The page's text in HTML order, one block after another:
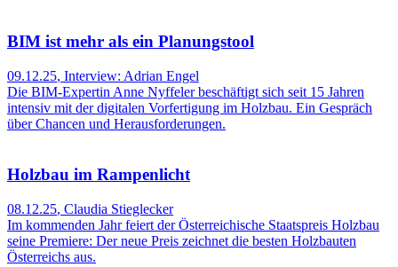
BIM ist mehr als ein Planungstool
09.12.25, Interview: Adrian Engel
Die BIM-Expertin Anne Nyffeler beschäftigt sich seit 15 Jahren
intensiv mit der digitalen Vorfertigung im Holzbau. Ein Gespräch
über Chancen und Herausforderungen.
Holzbau im Rampenlicht
08.12.25, Claudia Stieglecker
Im kommenden Jahr feiert der Österreichische Staatspreis Holzbau
seine Premiere: Der neue Preis zeichnet die besten Holzbauten
Österreichs aus.